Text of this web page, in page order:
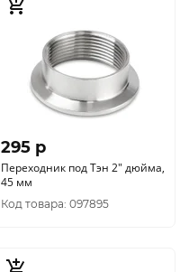
295 p
Переходник под Тэн 2" дюйма,
45 мм
Код товара: 097895